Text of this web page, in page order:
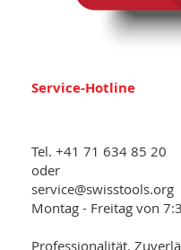
Service-Hotline
Tel. +41 71 634 85 20
oder
service@swisstools.org
Montag - Freitag von
Professionalität,